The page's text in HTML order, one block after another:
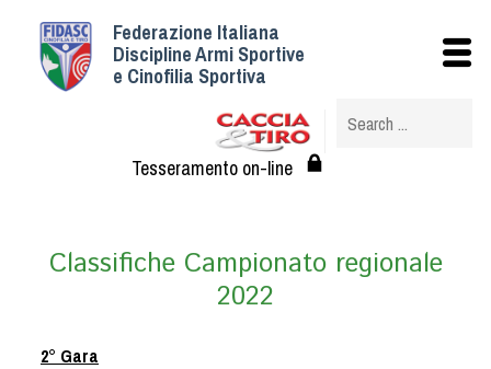
Federazione Italiana
Discipline Armi Sportive
e Cinofilia Sportiva
Tesseramento on-line
Classifiche Campionato regionale
2022
2° Gara
Istituzionale
Struttura
Albo Veterinari federali
Statuto e Regolamenti
Circolari